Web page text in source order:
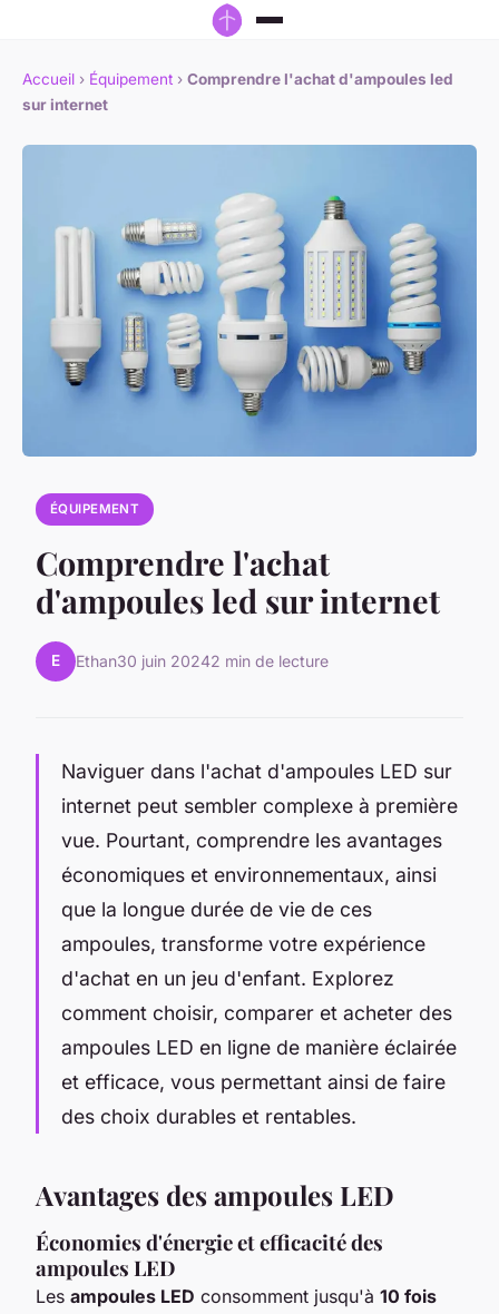
Accueil › Équipement › Comprendre l'achat d'ampoules led
sur internet
ÉQUIPEMENT
Comprendre l'achat
d'ampoules led sur internet
E Ethan30 juin 20242 min de lecture
Naviguer dans l'achat d'ampoules LED sur
internet peut sembler complexe à première
vue. Pourtant, comprendre les avantages
économiques et environnementaux, ainsi
que la longue durée de vie de ces
ampoules, transforme votre expérience
d'achat en un jeu d'enfant. Explorez
comment choisir, comparer et acheter des
ampoules LED en ligne de manière éclairée
et efficace, vous permettant ainsi de faire
des choix durables et rentables.
Avantages des ampoules LED
Économies d'énergie et efficacité des
ampoules LED
Les ampoules LED consomment jusqu'à 10 fois